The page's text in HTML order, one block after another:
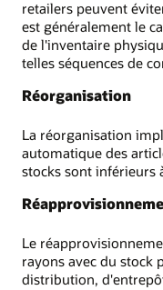
retailers peuvent
est généralement le
de l'inventaire
telles séquences de
Réorganisation
La réorganisation
automatique des
stocks sont inférieurs
Le
rayons avec du stock
distribution,